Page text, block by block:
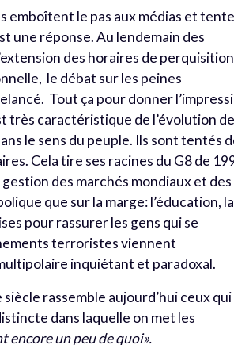
emboîtent le pas aux médias et
une réponse. Au lendemain des
des horaires de
le débat sur les peines
Tout ça pour donner
très caractéristique de l’évolution
le sens du peuple. Ils sont tentés
Cela tire ses racines du G8 de
des marchés mondiaux et des
que sur la marge: l’éducation, la
pour rassurer les gens qui se
terroristes viennent
inquiétant et paradoxal.
rassemble aujourd’hui ceux qui
dans laquelle on met les
encore un peu de quoi».